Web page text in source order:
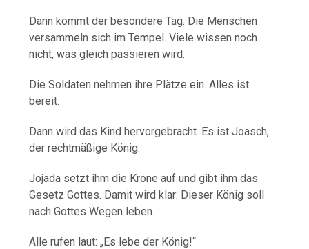
Dann kommt der besondere Tag. Die Menschen
versammeln sich im Tempel. Viele wissen noch
nicht, was gleich passieren wird.
Die Soldaten nehmen ihre Plätze ein. Alles ist
bereit.
Dann wird das Kind hervorgebracht. Es ist Joasch,
der rechtmäßige König.
Jojada setzt ihm die Krone auf und gibt ihm das
Gesetz Gottes. Damit wird klar: Dieser König soll
nach Gottes Wegen leben.
Alle rufen laut: „Es lebe der König!“